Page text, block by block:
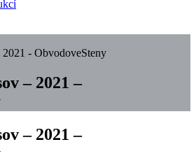
- ObvodoveSteny
– 2021 –
– 2021 –